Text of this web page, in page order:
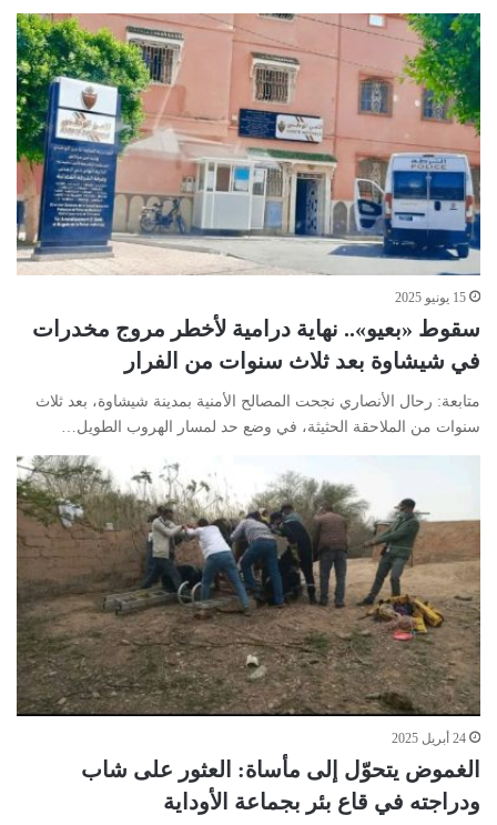
15 يونيو 2025
سقوط «بعيو».. نهاية درامية لأخطر مروج مخدرات
في شيشاوة بعد ثلاث سنوات من الفرار
متابعة: رحال الأنصاري نجحت المصالح الأمنية بمدينة شيشاوة، بعد ثلاث
سنوات من الملاحقة الحثيثة، في وضع حد لمسار الهروب الطويل…
24 أبريل 2025
الغموض يتحوّل إلى مأساة: العثور على شاب
ودراجته في قاع بئر بجماعة الأوداية